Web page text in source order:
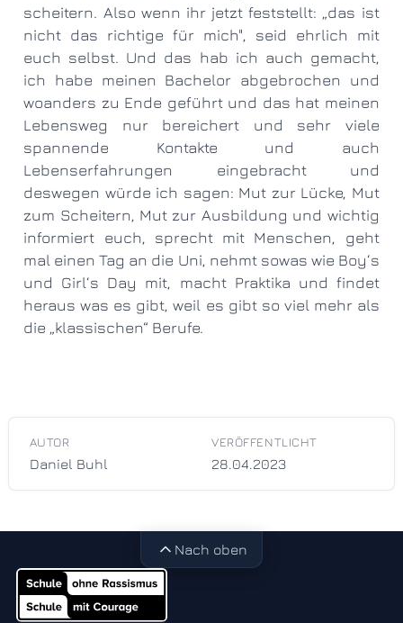
scheitern. Also wenn ihr jetzt feststellt: „das ist
nicht das richtige für mich", seid ehrlich mit
euch selbst. Und das hab ich auch gemacht,
ich habe meinen Bachelor abgebrochen und
woanders zu Ende geführt und das hat meinen
Lebensweg nur bereichert und sehr viele
spannende Kontakte und auch
Lebenserfahrungen eingebracht und
deswegen würde ich sagen: Mut zur Lücke, Mut
zum Scheitern, Mut zur Ausbildung und wichtig
informiert euch, sprecht mit Menschen, geht
mal einen Tag an die Uni, nehmt sowas wie Boy‘s
und Girl‘s Day mit, macht Praktika und findet
heraus was es gibt, weil es gibt so viel mehr als
die „klassischen“ Berufe.
AUTOR
Daniel Buhl
VERÖFFENTLICHT
28.04.2023
Nach oben